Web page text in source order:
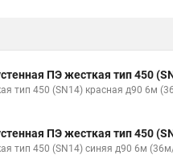
ПЭ жесткая тип 450
тип 450 (SN14) красная д90 6м
ПЭ жесткая тип 450
тип 450 (SN14) синяя д90 6м